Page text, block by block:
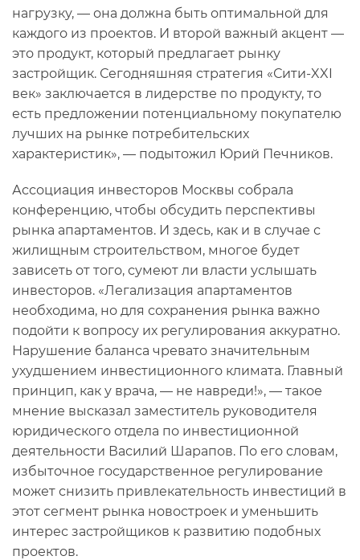
нагрузку, — она должна быть оптимальной для
каждого из проектов. И второй важный акцент —
это продукт, который предлагает рынку
застройщик. Сегодняшняя стратегия «Сити-XXI
век» заключается в лидерстве по продукту, то
есть предложении потенциальному покупателю
лучших на рынке потребительских
характеристик», — подытожил Юрий Печников.
Ассоциация инвесторов Москвы собрала
конференцию, чтобы обсудить перспективы
рынка апартаментов. И здесь, как и в случае с
жилищным строительством, многое будет
зависеть от того, сумеют ли власти услышать
инвесторов. «Легализация апартаментов
необходима, но для сохранения рынка важно
подойти к вопросу их регулирования аккуратно.
Нарушение баланса чревато значительным
ухудшением инвестиционного климата. Главный
принцип, как у врача, — не навреди!», — такое
мнение высказал заместитель руководителя
юридического отдела по инвестиционной
деятельности Василий Шарапов. По его словам,
избыточное государственное регулирование
может снизить привлекательность инвестиций в
этот сегмент рынка новостроек и уменьшить
интерес застройщиков к развитию подобных
проектов.